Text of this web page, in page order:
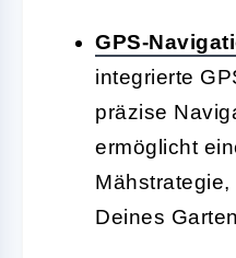
GPS-
integrierte
präzise
ermöglicht
Deines